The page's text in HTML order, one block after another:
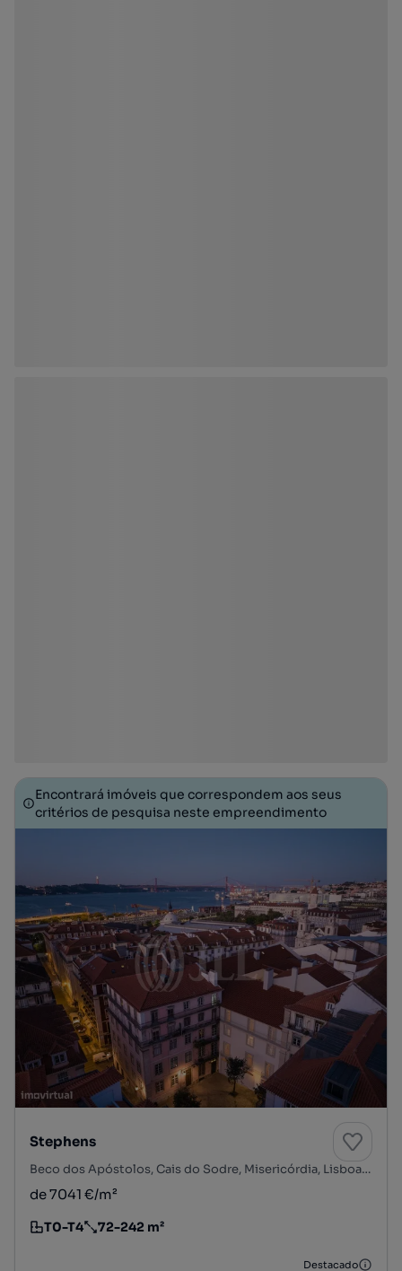
Encontrará imóveis que correspondem aos seus
critérios de pesquisa neste empreendimento
Stephens
Beco dos Apóstolos, Cais do Sodre, Misericórdia, Lisboa, Lisboa
de 7041 €/m²
Tipologia
T0-T4
Preço por metro quadrado
72-242 m²
Destacado